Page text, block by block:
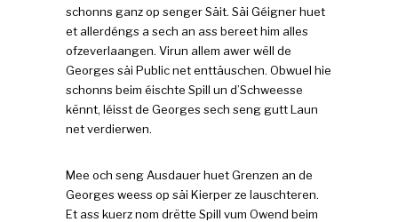
schonns ganz op senger Säit. Säi Géigner huet
et allerdéngs a sech an ass bereet him alles
ofzeverlaangen. Virun allem awer wëll de
Georges säi Public net enttäuschen. Obwuel hie
schonns beim éischte Spill un d’Schweesse
kënnt, léisst de Georges sech seng gutt Laun
net verdierwen.
Mee och seng Ausdauer huet Grenzen an de
Georges weess op säi Kierper ze lauschteren.
Et ass kuerz nom drëtte Spill vum Owend beim